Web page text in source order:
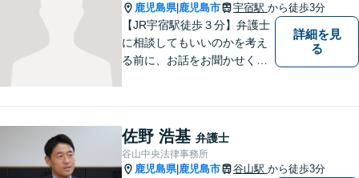
鹿児島県| 鹿児島市 宇宿駅 から徒歩3分
【JR宇宿駅徒歩３分】弁護士
に相談してもいいのかを考え
る前に、お話をお聞かせくだ
をご提案いたします。
詳細を見
る
佐野 浩基 弁護士
谷山中央法律事務所
鹿児島県| 鹿児島市 谷山駅 から徒歩3分